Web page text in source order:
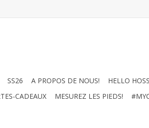
SS26 A PROPOS DE NOUS! HELLO
CADEAUX MESUREZ LES PIEDS!